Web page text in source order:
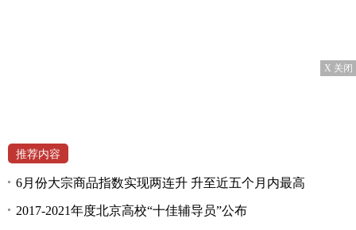
X 关闭
推荐内容
6月份大宗商品指数实现两连升 升至近五个月内最高
2017-2021年度北京高校“十佳辅导员”公布